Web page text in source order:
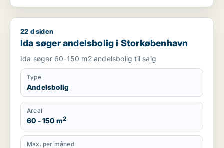
Ida søger andelsbolig i Storkøbenhavn
22 d siden
Ida søger andelsbolig i Storkøbenhavn
Ida søger 60-150 m2 andelsbolig til salg
Type
Andelsbolig
Areal
60 - 150 m2
Max. per måned